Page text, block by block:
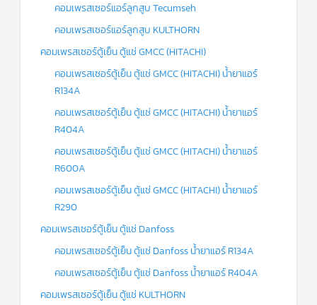
คอมเพรสเซอร์แอร์ลูกสูบ Tecumseh
คอมเพรสเซอร์แอร์ลูกสูบ KULTHORN
คอมเพรสเซอร์ตู้เย็น ตู้แช่ GMCC (HITACHI)
คอมเพรสเซอร์ตู้เย็น ตู้แช่ GMCC (HITACHI) น้ำยาแอร์
R134A
คอมเพรสเซอร์ตู้เย็น ตู้แช่ GMCC (HITACHI) น้ำยาแอร์
R404A
คอมเพรสเซอร์ตู้เย็น ตู้แช่ GMCC (HITACHI) น้ำยาแอร์
R600A
คอมเพรสเซอร์ตู้เย็น ตู้แช่ GMCC (HITACHI) น้ำยาแอร์
R290
คอมเพรสเซอร์ตู้เย็น ตู้แช่ Danfoss
คอมเพรสเซอร์ตู้เย็น ตู้แช่ Danfoss น้ำยาแอร์ R134A
คอมเพรสเซอร์ตู้เย็น ตู้แช่ Danfoss น้ำยาแอร์ R404A
คอมเพรสเซอร์ตู้เย็น ตู้แช่ KULTHORN